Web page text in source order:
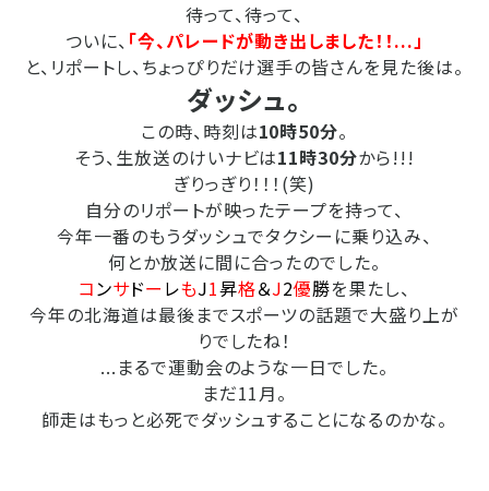
待って、待って、
ついに、 「今、パレードが動き出しました！！...」
と、リポートし、ちょっぴりだけ選手の皆さんを見た後は。
ダッシュ。
この時、時刻は10時50分。
そう、生放送のけいナビは11時30分から!!!
ぎりっぎり！！！(笑)
自分のリポートが映ったテープを持って、
今年一番のもうダッシュでタクシーに乗り込み、
何とか放送に間に合ったのでした。
コンサドー レもJ1昇格＆J2優勝を果たし、
今年の北海道は最後までスポーツの話題で大盛り上が
りでしたね！
...まるで運動会のような一日でした。
まだ11月。
師走はもっと必死でダッシュすることになるのかな。